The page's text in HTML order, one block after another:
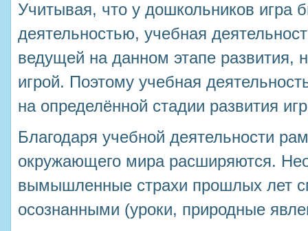
Учитывая, что у дошкольников игра
деятельностью, учебная
ведущей на данном этапе развития,
игрой. Поэтому учебная
на определённой стадии развития
Благодаря учебной деятельности
окружающего мира расширяются.
вымышленные страхи прошлых лет
осознанными (уроки, природные